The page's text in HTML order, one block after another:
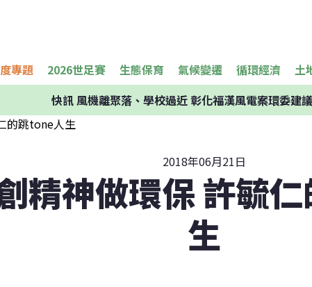
專題 2026世足賽 生態保育 氣候變遷 循環經濟 土
快訊風機離聚落、學校過近 彰化福漢風電案環委建
2018年06月21日
精神做環保 許毓
生